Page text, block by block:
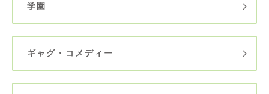
学園
ギャグ・コメディー